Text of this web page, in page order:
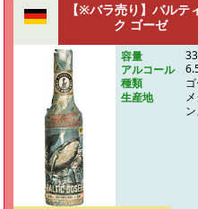
【※バラ売り】バルテ
ク ゴーゼ
容量
アルコール
種類
生産地